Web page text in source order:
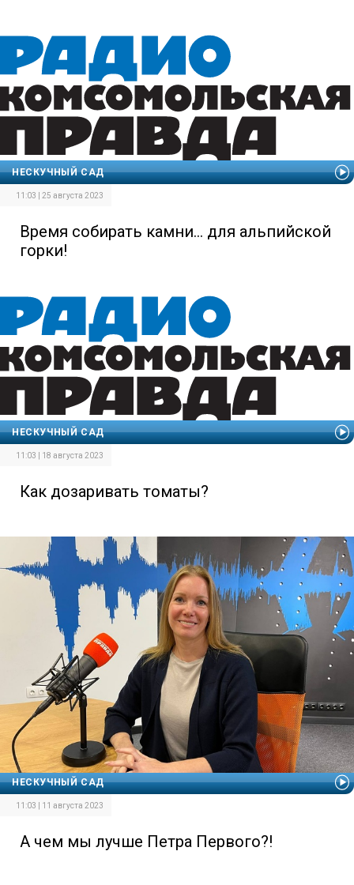
НЕСКУЧНЫЙ САД
11:03 | 25 августа 2023
Время собирать камни… для альпийской
горки!
НЕСКУЧНЫЙ САД
11:03 | 18 августа 2023
Как дозаривать томаты?
НЕСКУЧНЫЙ САД
11:03 | 11 августа 2023
А чем мы лучше Петра Первого?!